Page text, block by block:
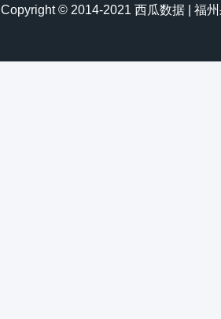
Copyright © 2014-2021 西瓜数据 | 福